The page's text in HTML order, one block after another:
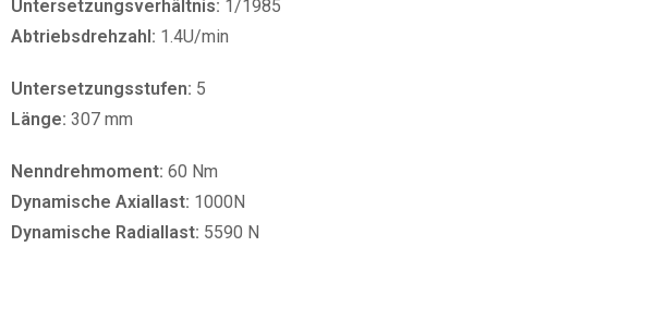
Untersetzungsverhältnis: 1/1985
Abtriebsdrehzahl: 1.4U/min
Untersetzungsstufen: 5
Länge: 307 mm
Nenndrehmoment: 60 Nm
Dynamische Axiallast: 1000N
Dynamische Radiallast: 5590 N